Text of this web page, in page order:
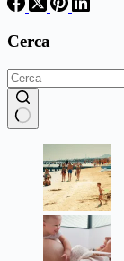
Cerca